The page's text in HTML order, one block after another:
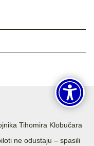
Tihomira Klobučara
ne odustaju – spasili